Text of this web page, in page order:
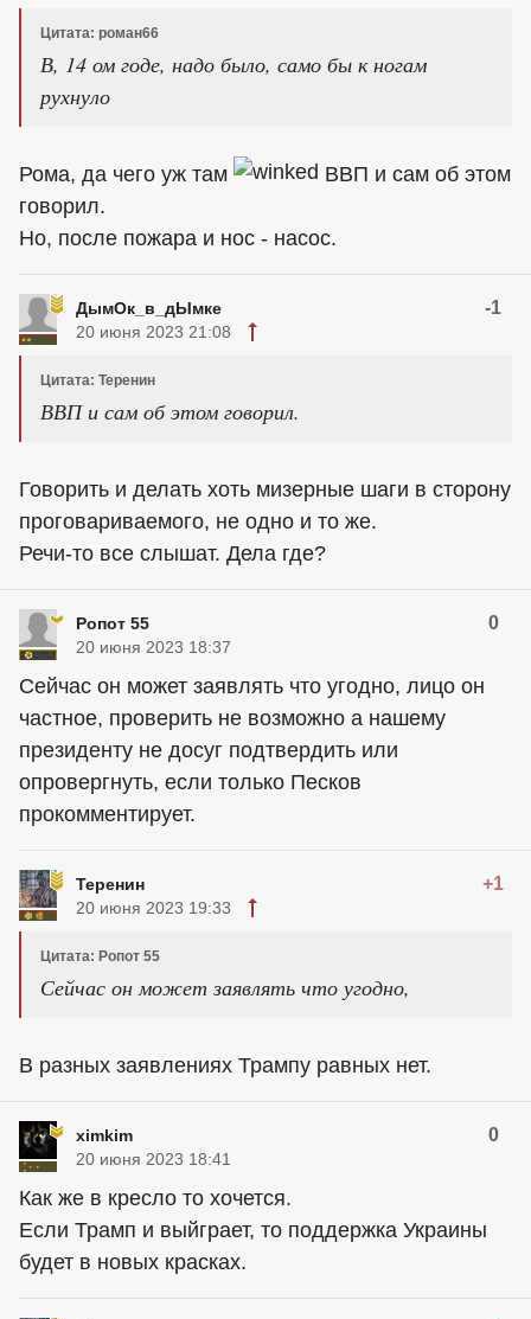
Цитата: роман66
В, 14 ом годе, надо было, само бы к ногам
рухнуло
Рома, да чего уж там
ВВП и сам об этом
говорил.
Но, после пожара и нос - насос.
ДымОк_в_дЫмке -1
20 июня 2023 21:08
Цитата: Теренин
ВВП и сам об этом говорил.
Говорить и делать хоть мизерные шаги в сторону
проговариваемого, не одно и то же.
Речи-то все слышат. Дела где?
Ропот 55 0
20 июня 2023 18:37
Сейчас он может заявлять что угодно, лицо он
частное, проверить не возможно а нашему
президенту не досуг подтвердить или
опровергнуть, если только Песков
прокомментирует.
Теренин +1
20 июня 2023 19:33
Цитата: Ропот 55
Сейчас он может заявлять что угодно,
В разных заявлениях Трампу равных нет.
ximkim 0
20 июня 2023 18:41
Как же в кресло то хочется.
Если Трамп и выйграет, то поддержка Украины
будет в новых красках.